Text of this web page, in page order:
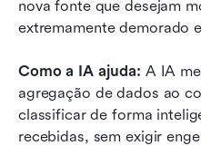
nova fonte que desejam
extremamente demorado
Como a IA ajuda: A IA
agregação de dados ao
classificar de forma
recebidas, sem exigir